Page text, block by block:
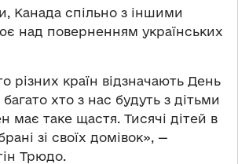
Канада спільно з іншими
над поверненням українських
різних країн відзначають День
багато хто з нас будуть з дітьми
має таке щастя. Тисячі дітей в
зі своїх домівок», —
Трюдо